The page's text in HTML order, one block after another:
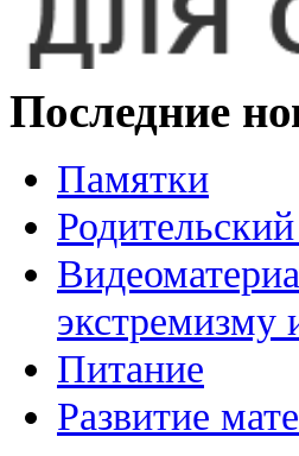
Последние
Памятки
экстремизму
Питание
Развитие